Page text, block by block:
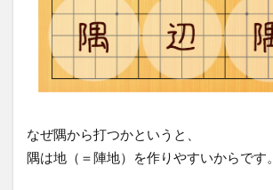
なぜ隅から打つかというと、
隅は地（＝陣地）を作りやすいからです。